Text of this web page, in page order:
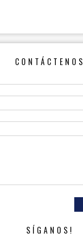
CONTÁCTENOS
SÍGANOS!